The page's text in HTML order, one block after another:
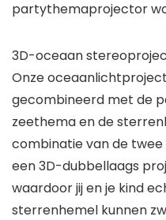
partythemaprojector
3D-oceaan
Onze
gecombineerd met de
zeethema en de
combinatie van de
een 3D-dubbellaags
waardoor jij en je kind
sterrenhemel kunnen